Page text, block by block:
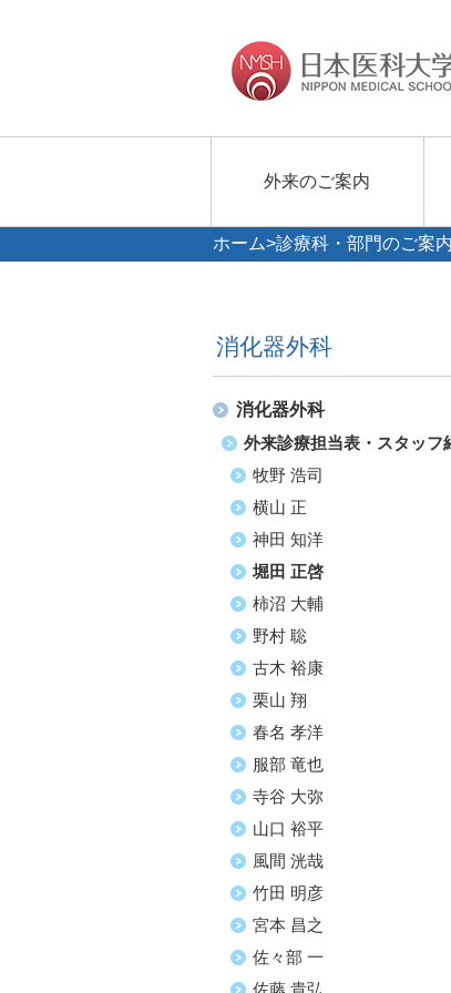
外来のご案内
ホーム>診療科・部門のご案内
消化器外科
消化器外科
外来診療担当表・スタッフ
牧野 浩司
横山 正
神田 知洋
堀田 正啓
柿沼 大輔
野村 聡
古木 裕康
栗山 翔
春名 孝洋
服部 竜也
寺谷 大弥
山口 裕平
風間 洸哉
竹田 明彦
宮本 昌之
佐々部 一
佐藤 貴弘